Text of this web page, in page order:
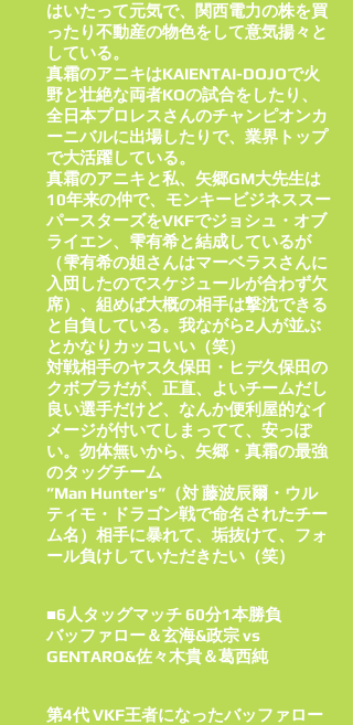
はいたって元気で、関西電力の株を買
ったり不動産の物色をして意気揚々と
している。
真霜のアニキはKAIENTAI-DOJOで火
野と壮絶な両者KOの試合をしたり、
全日本プロレスさんのチャンピオンカ
ーニバルに出場したりで、業界トップ
で大活躍している。
真霜のアニキと私、矢郷GM大先生は
10年来の仲で、モンキービジネススー
パースターズをVKFでジョシュ・オブ
ライエン、雫有希と結成しているが
（雫有希の姐さんはマーベラスさんに
入団したのでスケジュールが合わず欠
席）、組めば大概の相手は撃沈できる
と自負している。我ながら2人が並ぶ
とかなりカッコいい（笑）
対戦相手のヤス久保田・ヒデ久保田の
クボブラだが、正直、よいチームだし
良い選手だけど、なんか便利屋的なイ
メージが付いてしまってて、安っぽ
い。勿体無いから、矢郷・真霜の最強
のタッグチーム
”Man Hunter's”（対 藤波辰爾・ウル
ティモ・ドラゴン戦で命名されたチー
ム名）相手に暴れて、垢抜けて、フォ
ール負けしていただきたい（笑）
■6人タッグマッチ 60分1本勝負
バッファロー＆玄海&政宗 vs
GENTARO&佐々木貴＆葛西純
第4代 VKF王者になったバッファロー